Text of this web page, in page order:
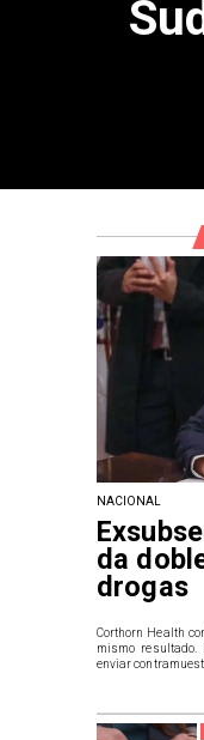
NACIONAL
da
drogas
Corthorn Health
mismo resultado.
enviar